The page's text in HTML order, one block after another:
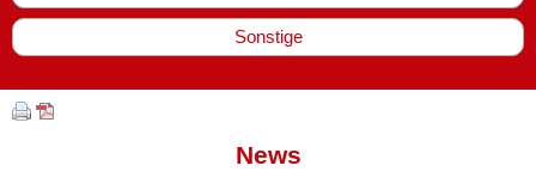
Sonstige
News